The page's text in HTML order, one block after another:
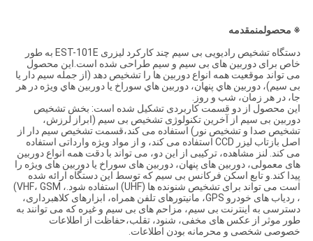
POLICY
※ محصولمنمقدمه
دستگاه تشخیص رادیویی بی سیم چند کارکرد لیزری EST-101E به طور
خاص برای دوربین های بی سیم و سیم طراحی شده است.این محصول
می تواند موقعیت همه انواع دوربین ها را تشخیص دهد (از جمله سیم دار یا
بی سیم)، دوربين هاي پنهان، دوربين هاي سوراخ يا دوربين هاي ويژه در هر
جا، در هر زمان، شب و روز.
این محصول از دو قسمت کاربردی تشکیل شده است: بخش تشخیص
دوربین بی سیم از آخرین تکنولوژی تشخیص بی سیم (ابراز لرزش،
تشخیص صدا و تشخیص نور) استفاده می کند،قسمت تشخیص سیم دار از
اصل بازتاب لیزر CCD استفاده می کند، و از مواد ویژه وارداتی استفاده
می کند. لنز مشاهده، ترکیبی از این دو، می تواند با دقت همه انواع دوربین
های معمولی، دوربین های پنهان، دوربین های سوراخ یا دوربین های ویژه را
پیدا کند.و تابع اسکن فرکانس بی سیم که توسط این دستگاه ارائه شده
است می تواند برای تشخیص شنونده ها (UHF) استفاده شود.، VHF، GSM)
، ردیاب های خودرو GPS، مانیتورهای تلفن همراه، ابزارهای کلاهبرداری،
دسترسی به اینترنت بی سیم، مزاحم های بی سیم و غیره که می توانند به
طور موثر از عکس های مخفی، شنود، تقلب،حفاظت از اطلاعات
خصوصی شخصی و محرمانه بودن اطلاعات.